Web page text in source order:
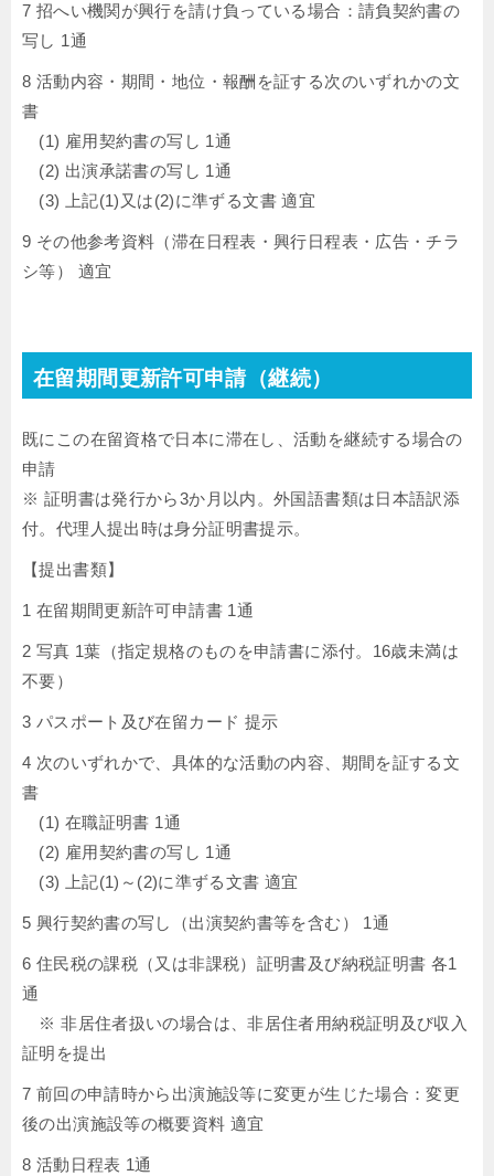
7 招へい機関が興行を請け負っている場合：請負契約書の
写し 1通
8 活動内容・期間・地位・報酬を証する次のいずれかの文
書
(1) 雇用契約書の写し 1通
(2) 出演承諾書の写し 1通
(3) 上記(1)又は(2)に準ずる文書 適宜
9 その他参考資料（滞在日程表・興行日程表・広告・チラ
シ等） 適宜
在留期間更新許可申請（継続）
既にこの在留資格で日本に滞在し、活動を継続する場合の
申請
※ 証明書は発行から3か月以内。外国語書類は日本語訳添
付。代理人提出時は身分証明書提示。
【提出書類】
1 在留期間更新許可申請書 1通
2 写真 1葉（指定規格のものを申請書に添付。16歳未満は
不要）
3 パスポート及び在留カード 提示
4 次のいずれかで、具体的な活動の内容、期間を証する文
書
(1) 在職証明書 1通
(2) 雇用契約書の写し 1通
(3) 上記(1)～(2)に準ずる文書 適宜
5 興行契約書の写し（出演契約書等を含む） 1通
6 住民税の課税（又は非課税）証明書及び納税証明書 各1
通
※ 非居住者扱いの場合は、非居住者用納税証明及び収入
証明を提出
7 前回の申請時から出演施設等に変更が生じた場合：変更
後の出演施設等の概要資料 適宜
8 活動日程表 1通